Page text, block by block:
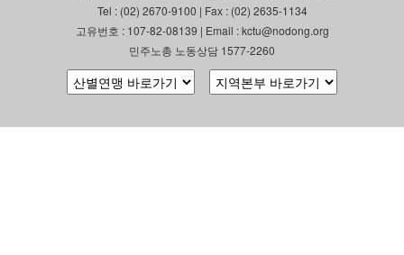
Tel : (02) 2670-9100 | Fax : (02) 2635-1134
고유번호 : 107-82-08139 | Email : kctu@nodong.org
민주노총 노동상담 1577-2260